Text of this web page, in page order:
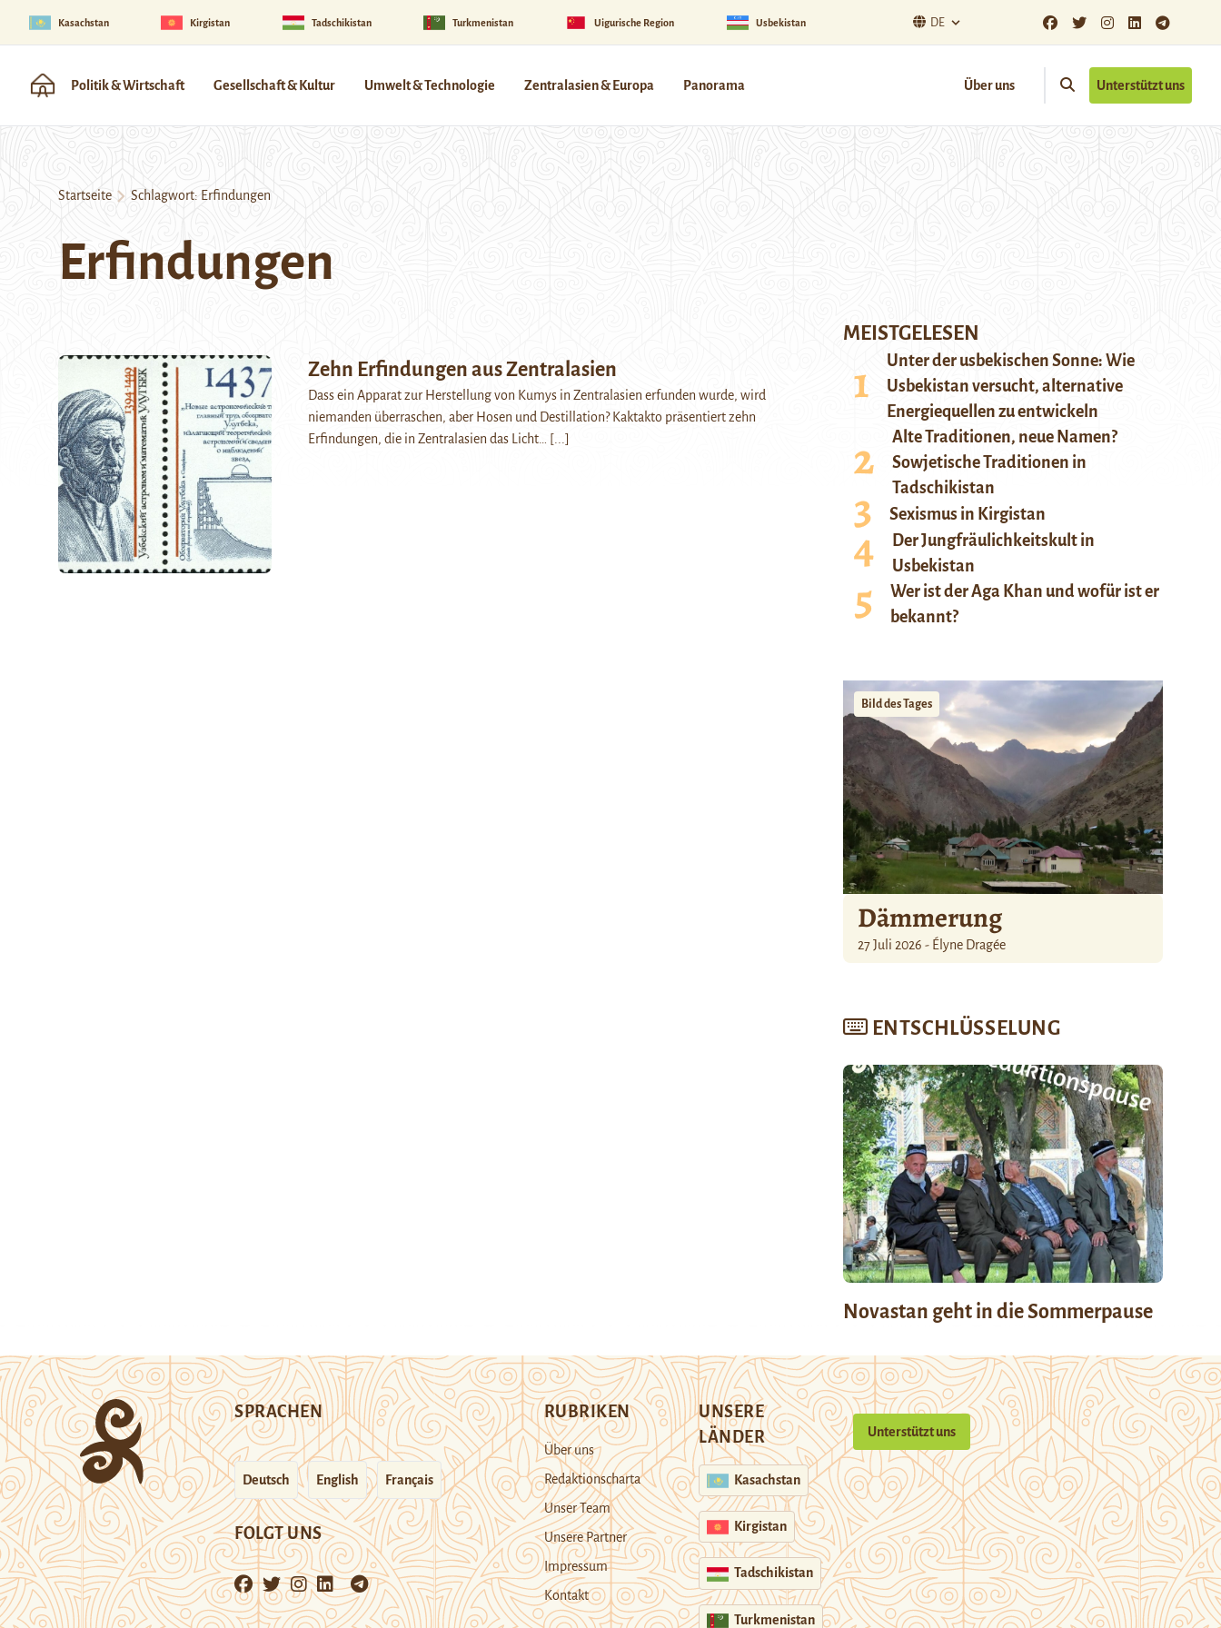
Kasachstan Kirgistan Tadschikistan Turkmenistan Uigurische Region Usbekistan DE
Politik & Wirtschaft Gesellschaft & Kultur Umwelt & Technologie Zentralasien & Europa Panorama Über uns Unterstützt uns
Startseite Schlagwort: Erfindungen
Erfindungen
Zehn Erfindungen aus Zentralasien
Dass ein Apparat zur Herstellung von Kumys in Zentralasien erfunden wurde, wird
niemanden überraschen, aber Hosen und Destillation? Kaktakto präsentiert zehn
Erfindungen, die in Zentralasien das Licht…
[...]
MEISTGELESEN
Unter der usbekischen Sonne: Wie
Usbekistan versucht, alternative
Energiequellen zu entwickeln
Alte Traditionen, neue Namen?
Sowjetische Traditionen in
Tadschikistan
Sexismus in Kirgistan
Der Jungfräulichkeitskult in
Usbekistan
Wer ist der Aga Khan und wofür ist er
bekannt?
Bild des Tages
Dämmerung
27 Juli 2026 - Élyne Dragée
ENTSCHLÜSSELUNG
Novastan geht in die Sommerpause
SPRACHEN
Deutsch English Français
FOLGT UNS
RUBRIKEN
Über uns
Redaktionscharta
Unser Team
Unsere Partner
Impressum
Kontakt
UNSERE
LÄNDER
Kasachstan
Kirgistan
Tadschikistan
Turkmenistan
Unterstützt uns